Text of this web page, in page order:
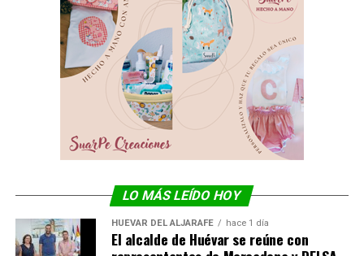
LO MÁS LEÍDO HOY
HUÉVAR DEL ALJARAFE hace 1 día
El alcalde de Huévar se reúne con